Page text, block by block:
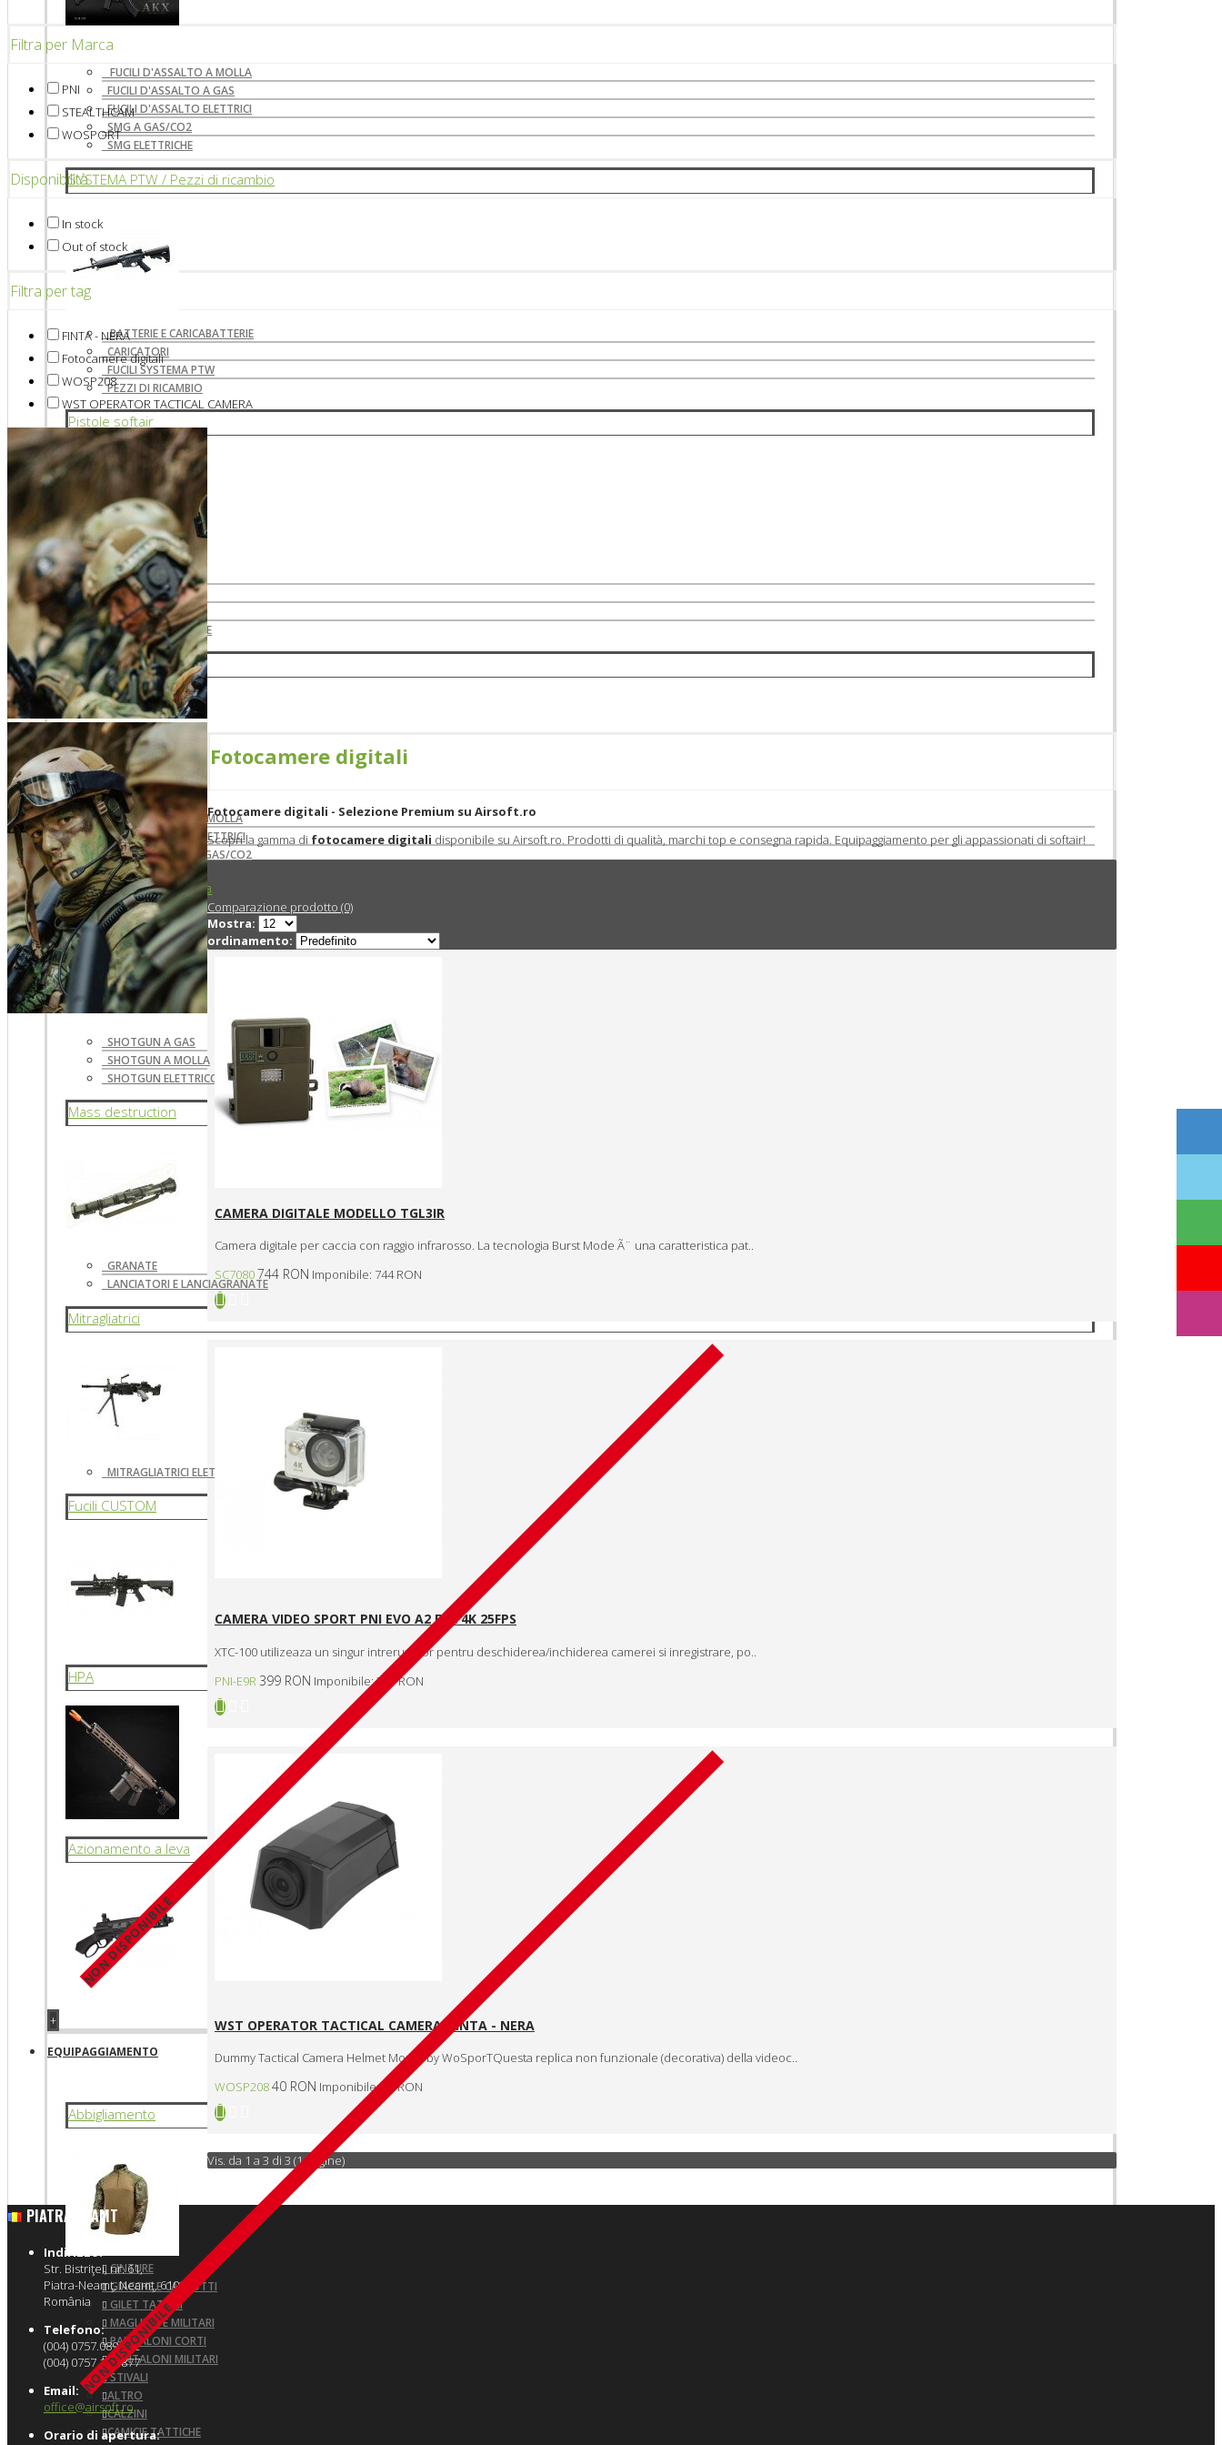
FUCILI D'ASSALTO A MOLLA
FUCILI D'ASSALTO A GAS
FUCILI D'ASSALTO ELETTRICI
SMG A GAS/CO2
SMG ELETTRICHE
SYSTEMA PTW / Pezzi di ricambio
BATTERIE E CARICABATTERIE
CARICATORI
FUCILI SYSTEMA PTW
PEZZI DI RICAMBIO
Pistole softair
A MOLLA
PISTOLE A CO2
PISTOLE A GAS
PISTOLE ELETTRICHE
Fucili da sniper
FUCILI DA SNIPER A MOLLA
FUCILI DA SNIPER ELETTRICI
REPLICHE SNIPER A GAS/CO2
Shotgun/Fucili a pompa
SHOTGUN A GAS
SHOTGUN A MOLLA
SHOTGUN ELETTRICO
Mass destruction
GRANATE
LANCIATORI E LANCIAGRANATE
Mitragliatrici
MITRAGLIATRICI ELETTRICHE
Fucili CUSTOM
HPA
Azionamento a leva
+
EQUIPAGGIAMENTO
Abbigliamento
CINTURE
GIACCHE E CAPPOTTI
GILET TATTICI
MAGLIETTE MILITARI
PANTALONI CORTI
PANTALONI MILITARI
STIVALI
ALTRO
CALZINI
CAMICIE TATTICHE
Filtra per Marca
PNI
STEALTHCAM
WOSPORT
Disponibilità
In stock
Out of stock
Filtra per tag
FINTA - NERA
Fotocamere digitali
WOSP208
WST OPERATOR TACTICAL CAMERA
Fotocamere digitali
Fotocamere digitali - Selezione Premium su Airsoft.ro
Scopri la gamma di fotocamere digitali disponibile su Airsoft.ro. Prodotti di qualità, marchi top e consegna rapida. Equipaggiamento per gli appassionati di softair!
Comparazione prodotto (0)
Mostra:
ordinamento:
CAMERA DIGITALE MODELLO TGL3IR
Camera digitale per caccia con raggio infrarosso. La tecnologia Burst Mode Ã¨ una caratteristica pat..
SC7080744 RON Imponibile: 744 RON
NON DISPONIBILE
CAMERA VIDEO SPORT PNI EVO A2 E9R 4K 25FPS
XTC-100 utilizeaza un singur intrerupator pentru deschiderea/inchiderea camerei si inregistrare, po..
PNI-E9R 399 RON Imponibile: 399 RON
NON DISPONIBILE
WST OPERATOR TACTICAL CAMERA, FINTA - NERA
Dummy Tactical Camera Helmet Mount by WoSporTQuesta replica non funzionale (decorativa) della videoc..
WOSP20840 RON Imponibile: 40 RON
Vis. da 1 a 3 di 3 (1 Pagine)
PIATRA NEAMT
Indirizzo:
Str. Bistriţei, nr. 61,
Piatra-Neamţ, Neamţ, 610071
România
Telefono:
(004) 0757.089.442
(004) 0757.108.877
Email:
office@airsoft.ro
Orario di apertura: